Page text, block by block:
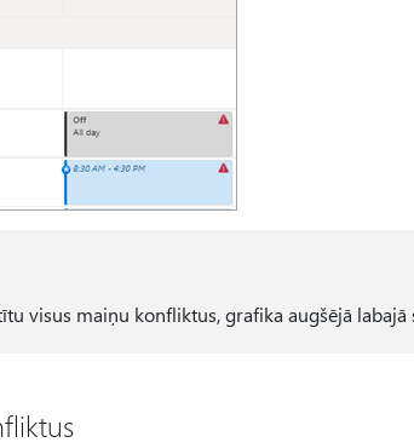
visus maiņu konfliktus, grafika augšējā labajā